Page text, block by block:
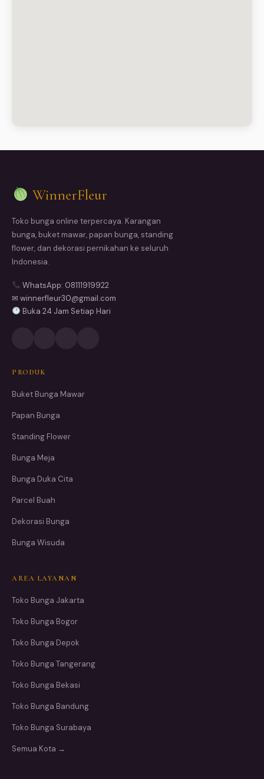
WinnerFleur
Toko bunga online terpercaya. Karangan
bunga, buket mawar, papan bunga, standing
flower, dan dekorasi pernikahan ke seluruh
Indonesia.
WhatsApp: 08111919922
✉ winnerfleur30@gmail.com
Buka 24 Jam Setiap Hari
PRODUK
Buket Bunga Mawar
Papan Bunga
Standing Flower
Bunga Meja
Bunga Duka Cita
Parcel Buah
Dekorasi Bunga
Bunga Wisuda
AREA LAYANAN
Toko Bunga Jakarta
Toko Bunga Bogor
Toko Bunga Depok
Toko Bunga Tangerang
Toko Bunga Bekasi
Toko Bunga Bandung
Toko Bunga Surabaya
Semua Kota →